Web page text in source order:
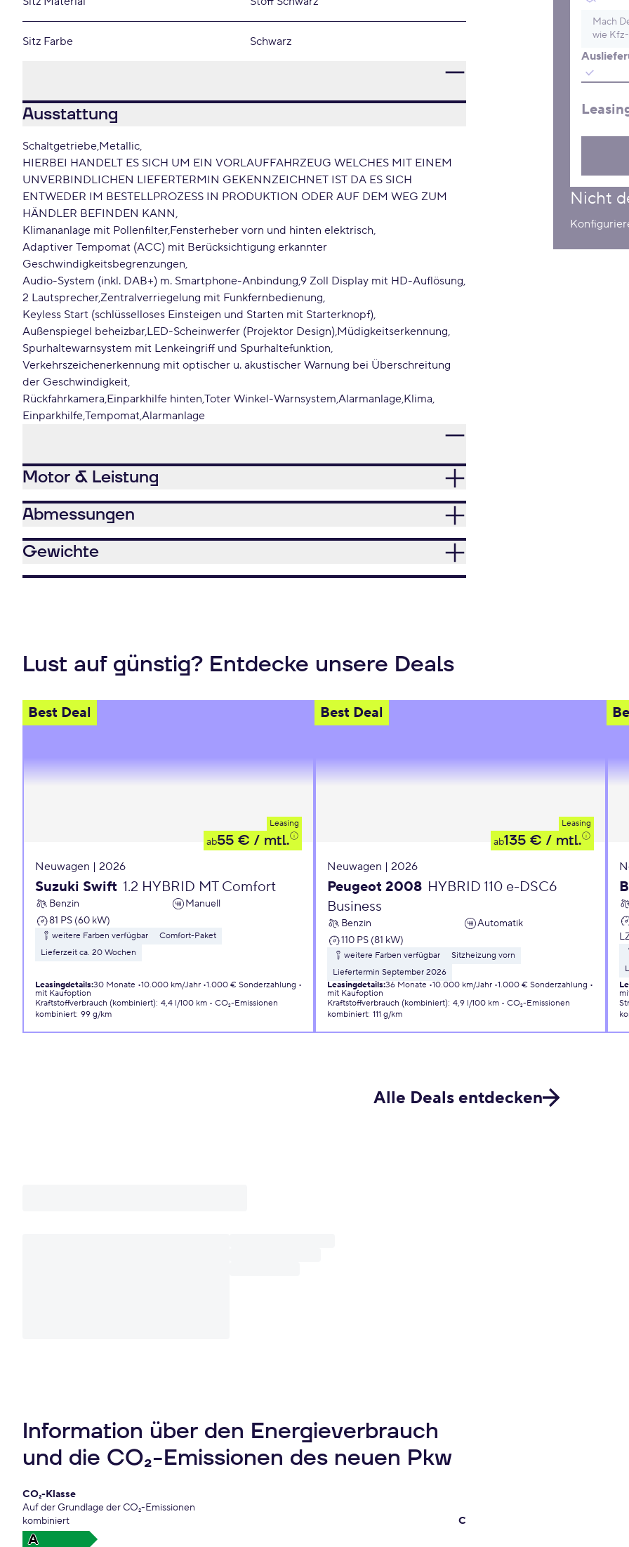
Mach
wie
Nicht
Sitz Farbe Schwarz
Ausstattung
Schaltgetriebe Metallic
HIERBEI HANDELT ES SICH UM EIN VORLAUFFAHRZEUG WELCHES MIT EINEM
UNVERBINDLICHEN LIEFERTERMIN GEKENNZEICHNET IST DA ES SICH
ENTWEDER IM BESTELLPROZESS IN PRODUKTION ODER AUF DEM WEG ZUM
HÄNDLER BEFINDEN KANN
Klimananlage mit Pollenfilter Fensterheber vorn und hinten elektrisch
Adaptiver Tempomat (ACC) mit Berücksichtigung erkannter
Geschwindigkeitsbegrenzungen
Audio-System (inkl. DAB+) m. Smartphone-Anbindung 9 Zoll Display mit HD-Auflösung
2 LautsprecherZentralverriegelung mit Funkfernbedienung
Keyless Start (schlüsselloses Einsteigen und Starten mit Starterknopf)
Außenspiegel beheizbar LED-Scheinwerfer (Projektor Design) Müdigkeitserkennung
Spurhaltewarnsystem mit Lenkeingriff und Spurhaltefunktion
Verkehrszeichenerkennung mit optischer u. akustischer Warnung bei Überschreitung
der Geschwindigkeit
Rückfahrkamera Einparkhilfe hinten Toter Winkel-Warnsystem Alarmanlage Klima
EinparkhilfeTempomatAlarmanlage
Motor & Leistung
Abmessungen
Gewichte
Lust auf günstig? Entdecke unsere Deals
Best Deal
Leasing
ab55 € / mtl.
Neuwagen | 2026
Suzuki Swift 1.2 HYBRID MT Comfort
Benzin
Manuell
81 PS (60 kW)
weitere Farben verfügbar
Comfort-Paket
Lieferzeit ca. 20 Wochen
Leasingdetails:30 Monate 10.000 km/Jahr 1.000 € Sonderzahlung
mit Kaufoption
Kraftstoffverbrauch (kombiniert): 4,4 l/100 km
CO₂-Emissionen
kombiniert: 99 g/km
Best Deal
Leasing
ab135 € / mtl.
Neuwagen | 2026
Peugeot 2008 HYBRID 110 e-DSC6
Business
Benzin
Automatik
110 PS (81 kW)
weitere Farben verfügbar
Sitzheizung vorn
Liefertermin September 2026
Leasingdetails:36 Monate 10.000 km/Jahr 1.000 € Sonderzahlung
mit Kaufoption
Kraftstoffverbrauch (kombiniert): 4,9 l/100 km
CO₂-Emissionen
kombiniert: 111 g/km
Alle Deals entdecken
Information über den Energieverbrauch
und die CO₂-Emissionen des neuen Pkw
CO₂-Klasse
Auf der Grundlage der CO₂-Emissionen
kombiniert
C
A